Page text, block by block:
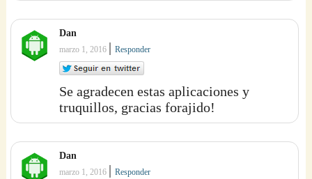
Dan
marzo 1, 2016 |Responder
Se agradecen estas aplicaciones y
truquillos, gracias forajido!
Dan
marzo 1, 2016 |Responder